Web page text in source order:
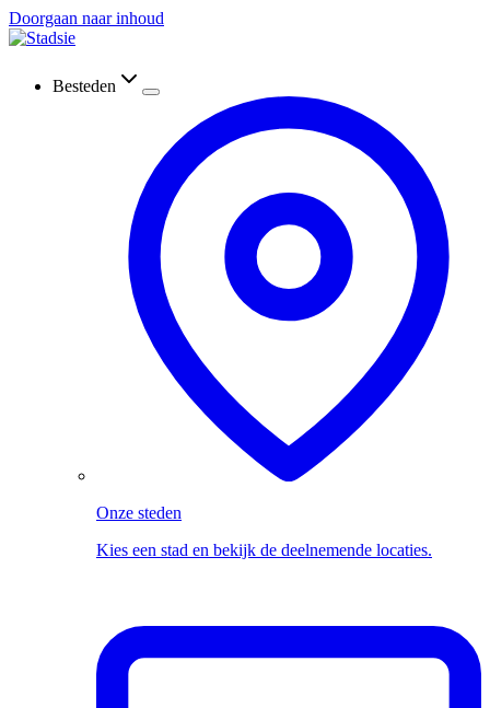
Doorgaan naar inhoud
Besteden
Onze steden
Kies een stad en bekijk de deelnemende locaties.